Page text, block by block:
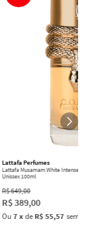
Lattafa Perfumes
Lattafa Musamam White Intense
Unissex 100ml
R$649,00
R$389,00
Ou7xdeR$ 55,57 sem